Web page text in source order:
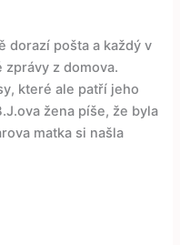
dorazí pošta a každý v
z domova.
které ale patří jeho
žena píše, že byla
matka si našla